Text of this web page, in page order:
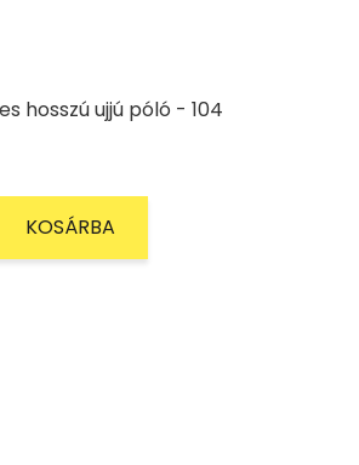
hosszú ujjú póló - 104
KOSÁRBA